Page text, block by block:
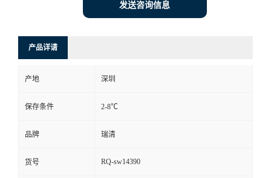
发送咨询信息
产品详请
产地 深圳
保存条件 2-8℃
品牌 瑞清
货号 RQ-sw14390